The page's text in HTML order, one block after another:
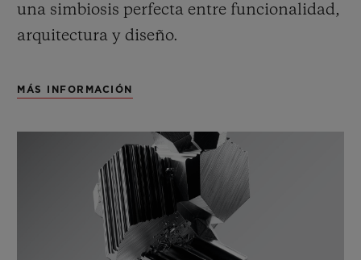
una simbiosis perfecta entre funcionalidad,
arquitectura y diseño.
MÁS INFORMACIÓN